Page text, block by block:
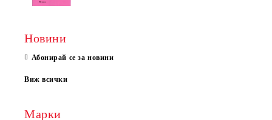
Новини
Абонирай се за новини
Виж всички
Марки